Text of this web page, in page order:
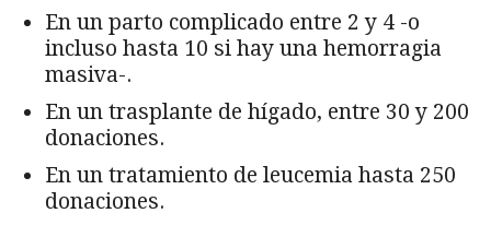
En un parto complicado entre 2 y 4 -o
incluso hasta 10 si hay una hemorragia
masiva-.
En un trasplante de hígado, entre 30 y 200
donaciones.
En un tratamiento de leucemia hasta 250
donaciones.